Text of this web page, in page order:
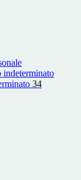
indeterminato
34